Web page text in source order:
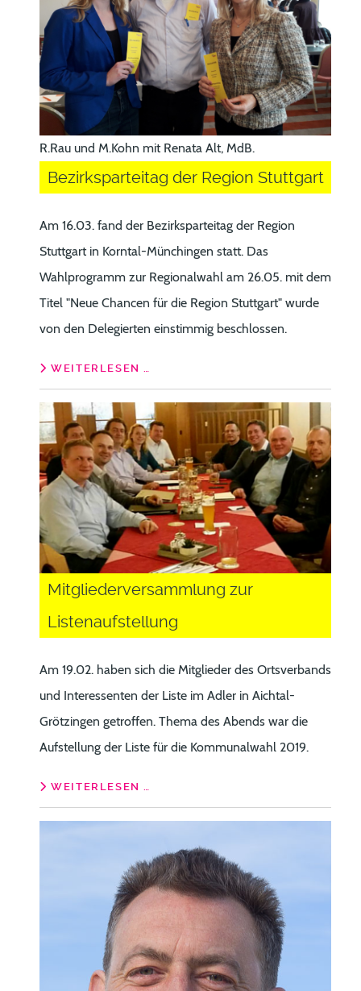
R.Rau und M.Kohn mit Renata Alt, MdB.
Bezirksparteitag der Region Stuttgart
Am 16.03. fand der Bezirksparteitag der Region
Stuttgart in Korntal-Münchingen statt. Das
Wahlprogramm zur Regionalwahl am 26.05. mit dem
Titel "Neue Chancen für die Region Stuttgart" wurde
von den Delegierten einstimmig beschlossen.
WEITERLESEN …
Mitgliederversammlung zur
Listenaufstellung
Am 19.02. haben sich die Mitglieder des Ortsverbands
und Interessenten der Liste im Adler in Aichtal-
Grötzingen getroffen. Thema des Abends war die
Aufstellung der Liste für die Kommunalwahl 2019.
WEITERLESEN …